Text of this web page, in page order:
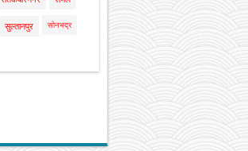
सुल्तानपुर सोनभद्र